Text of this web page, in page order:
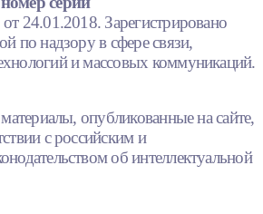
24.01.2018. Зарегистрировано
по надзору в сфере связи,
и массовых коммуникаций.
опубликованные на сайте,
с российским и
об интеллектуальной